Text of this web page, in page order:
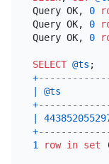
Query OK, 0
Query OK, 0
Query OK, 0
SELECT @ts
+
@ts
+
+
1
row in set